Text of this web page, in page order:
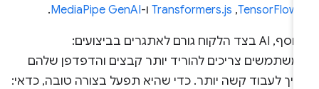
,‏
Transformers.jsו-MediaPipe GenAI
.
בנוסף, AI בצד הלקוח גורם לאתגרים בביצועים:
צריכים להוריד יותר קבצים והדפדפן שלהם
לעבוד קשה יותר. כדי שהיא תפעל בצורה טובה, כדאי: